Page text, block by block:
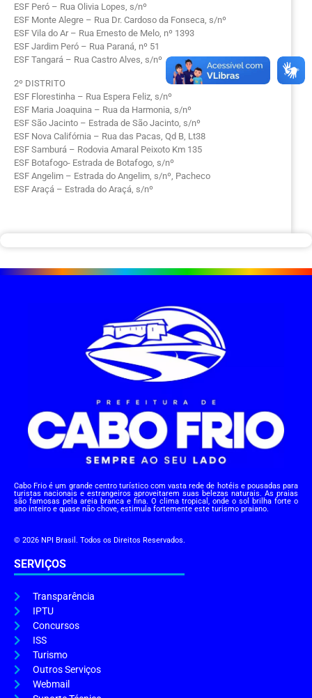
ESF Peró – Rua Olivia Lopes, s/nº
ESF Monte Alegre – Rua Dr. Cardoso da Fonseca, s/nº
ESF Vila do Ar – Rua Ernesto de Melo, nº 1393
ESF Jardim Peró – Rua Paraná, nº 51
ESF Tangará – Rua Castro Alves, s/nº
2º DISTRITO
ESF Florestinha – Rua Espera Feliz, s/nº
ESF Maria Joaquina – Rua da Harmonia, s/nº
ESF São Jacinto – Estrada de São Jacinto, s/nº
ESF Nova Califórnia – Rua das Pacas, Qd B, Lt38
ESF Samburá – Rodovia Amaral Peixoto Km 135
ESF Botafogo- Estrada de Botafogo, s/nº
ESF Angelim – Estrada do Angelim, s/nº, Pacheco
ESF Araçá – Estrada do Araçá, s/nº
Cabo Frio é um grande centro turístico com vasta rede de hotéis e pousadas para
turistas nacionais e estrangeiros aproveitarem suas belezas naturais. As praias
são famosas pela areia branca e fina. O clima tropical, onde o sol brilha forte o
ano inteiro e quase não chove, estimula fortemente este turismo praiano.
© 2026 NPI Brasil. Todos os Direitos Reservados.
SERVIÇOS
Transparência
IPTU
Concursos
ISS
Turismo
Outros Serviços
Webmail